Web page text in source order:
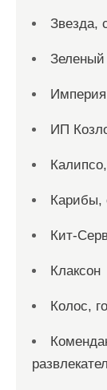
Звезда,
ИП
Карибы,
Кит-
Клаксон
Колос,